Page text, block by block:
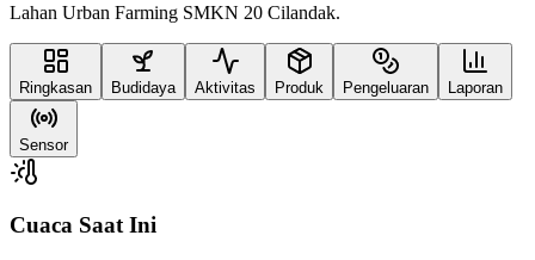
Lahan Urban Farming SMKN 20 Cilandak.
Ringkasan Budidaya Aktivitas Produk Pengeluaran Laporan
Sensor
Cuaca Saat Ini